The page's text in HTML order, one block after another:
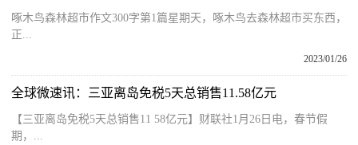
啄木鸟森林超市作文300字第1篇星期天，啄木鸟去森林超市买东西，
正...
2023/01/26
全球微速讯：三亚离岛免税5天总销售11.58亿元
【三亚离岛免税5天总销售11 58亿元】财联社1月26日电，春节假
期，...